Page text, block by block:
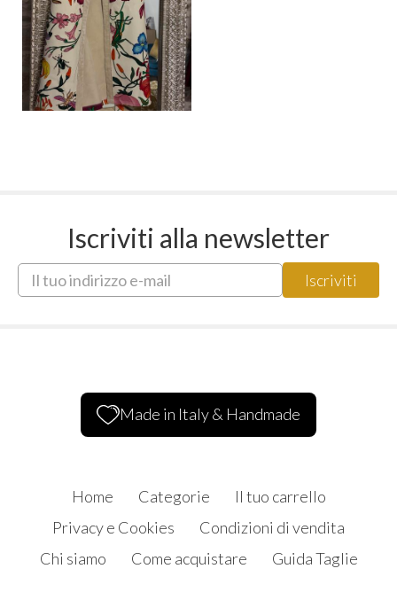
Iscriviti alla newsletter
Made in Italy & Handmade
Home Categorie
Il tuo carrello
Privacy e Cookies
Condizioni di vendita
Chi siamo
Come acquistare Guida Taglie